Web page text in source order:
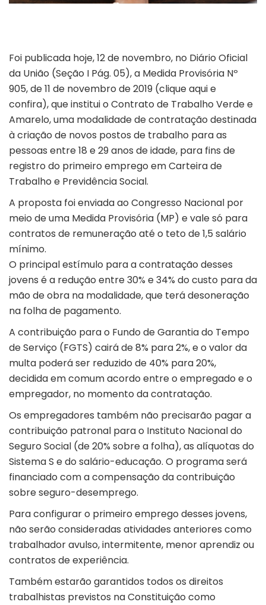
Foi publicada hoje, 12 de novembro, no Diário Oficial
da União (Seção I Pág. 05), a Medida Provisória Nº
905, de 11 de novembro de 2019 (clique aqui e
confira), que institui o Contrato de Trabalho Verde e
Amarelo, uma modalidade de contratação destinada
à criação de novos postos de trabalho para as
pessoas entre 18 e 29 anos de idade, para fins de
registro do primeiro emprego em Carteira de
Trabalho e Previdência Social.
A proposta foi enviada ao Congresso Nacional por
meio de uma Medida Provisória (MP) e vale só para
contratos de remuneração até o teto de 1,5 salário
mínimo.
O principal estímulo para a contratação desses
jovens é a redução entre 30% e 34% do custo para da
mão de obra na modalidade, que terá desoneração
na folha de pagamento.
A contribuição para o Fundo de Garantia do Tempo
de Serviço (FGTS) cairá de 8% para 2%, e o valor da
multa poderá ser reduzido de 40% para 20%,
decidida em comum acordo entre o empregado e o
empregador, no momento da contratação.
Os empregadores também não precisarão pagar a
contribuição patronal para o Instituto Nacional do
Seguro Social (de 20% sobre a folha), as alíquotas do
Sistema S e do salário-educação. O programa será
financiado com a compensação da contribuição
sobre seguro-desemprego.
Para configurar o primeiro emprego desses jovens,
não serão consideradas atividades anteriores como
trabalhador avulso, intermitente, menor aprendiz ou
contratos de experiência.
Também estarão garantidos todos os direitos
trabalhistas previstos na Constituição como